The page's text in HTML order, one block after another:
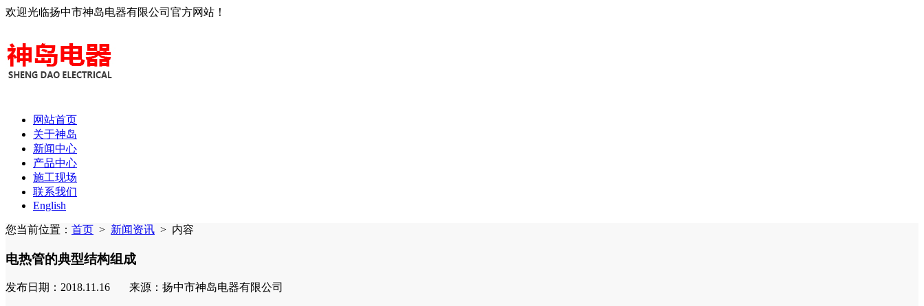
欢迎光临扬中市神岛电器有限公司官方网站！
网站首页
关于神岛
新闻中心
产品中心
施工现场
联系我们
English
您当前位置： 首页 > 新闻资讯 > 内容
电热管的典型结构组成
发布日期：2018.11.16 来源：扬中市神岛电器有限公司